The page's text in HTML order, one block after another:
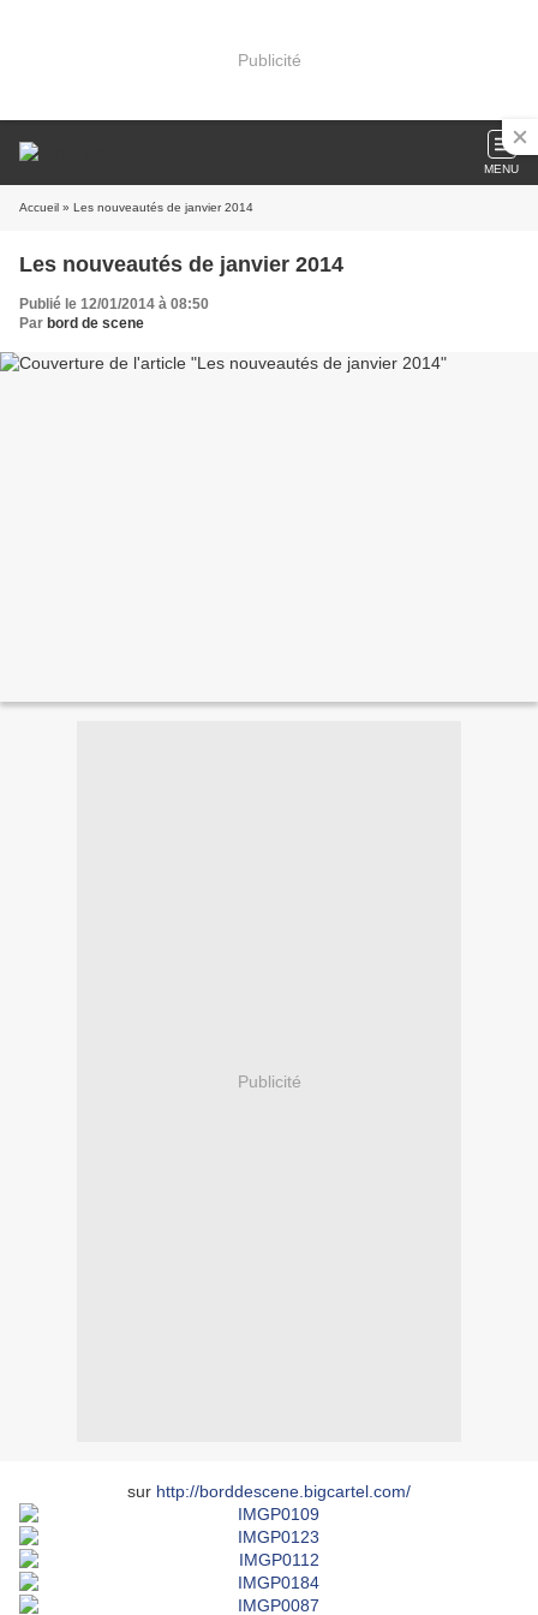
Publicité
MENU
Accueil » Les nouveautés de janvier 2014
Les nouveautés de janvier 2014
Publié le 12/01/2014 à 08:50
Par bord de scene
Publicité
sur http://borddescene.bigcartel.com/